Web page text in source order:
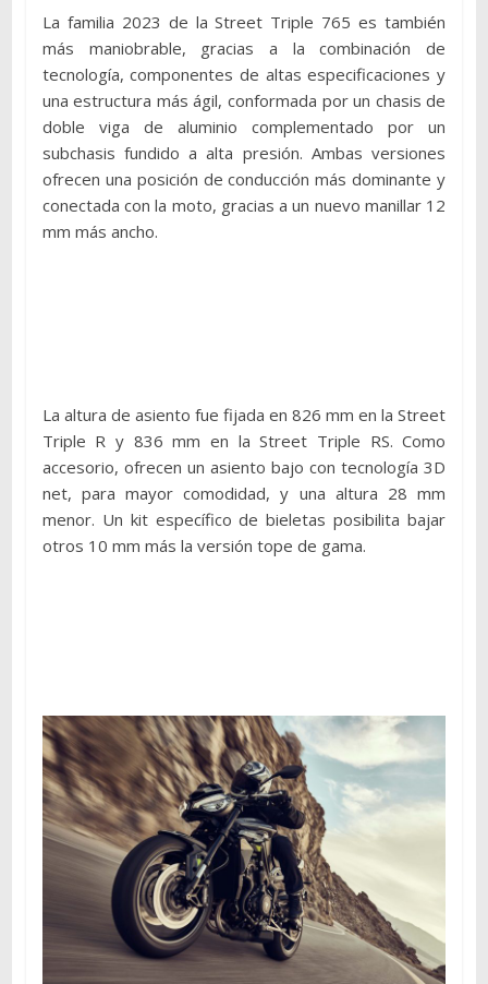
La familia 2023 de la Street Triple 765 es también
más maniobrable, gracias a la combinación de
tecnología, componentes de altas especificaciones y
una estructura más ágil, conformada por un chasis de
doble viga de aluminio complementado por un
subchasis fundido a alta presión. Ambas versiones
ofrecen una posición de conducción más dominante y
conectada con la moto, gracias a un nuevo manillar 12
mm más ancho.
La altura de asiento fue fijada en 826 mm en la Street
Triple R y 836 mm en la Street Triple RS. Como
accesorio, ofrecen un asiento bajo con tecnología 3D
net, para mayor comodidad, y una altura 28 mm
menor. Un kit específico de bieletas posibilita bajar
otros 10 mm más la versión tope de gama.